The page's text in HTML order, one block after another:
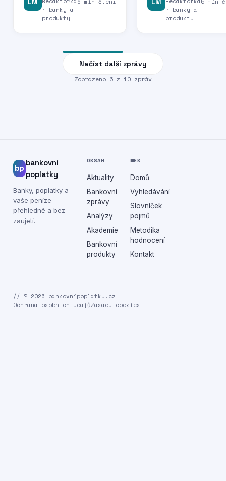
· banky a
produkty
· banky a
produkty
Načíst další zprávy
Zobrazeno 6 z 10 zpráv
bp
bankovní
poplatky
Banky, poplatky a
vaše peníze —
přehledně a bez
zaujetí.
OBSAH
Aktuality
Bankovní
zprávy
Analýzy
Akademie
Bankovní
produkty
WEB
Domů
Vyhledávání
Slovníček
pojmů
Metodika
hodnocení
Kontakt
// © 2026 bankovnipoplatky.cz
Ochrana osobních údajůZásady cookies